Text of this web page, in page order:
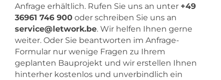
Anfrage erhältlich. Rufen Sie uns an unter +49
36961 746 900 oder schreiben Sie uns an
service@letwork.be. Wir helfen Ihnen gerne
weiter. Oder Sie beantworten im Anfrage-
Formular nur wenige Fragen zu Ihrem
geplanten Bauprojekt und wir erstellen Ihnen
hinterher kostenlos und unverbindlich ein